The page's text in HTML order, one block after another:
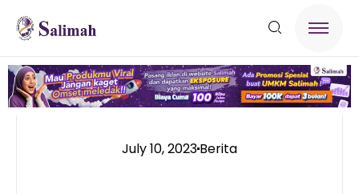
July 10, 2023Berita